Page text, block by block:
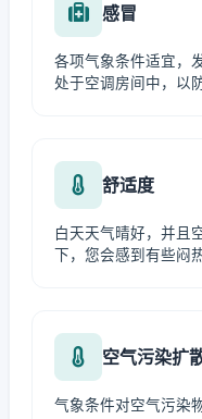
感冒
各项气象条件适宜，
处于空调房间中，以
舒适度
白天天气晴好，并且
下，您会感到有些闷
空气污染扩
气象条件对空气污染